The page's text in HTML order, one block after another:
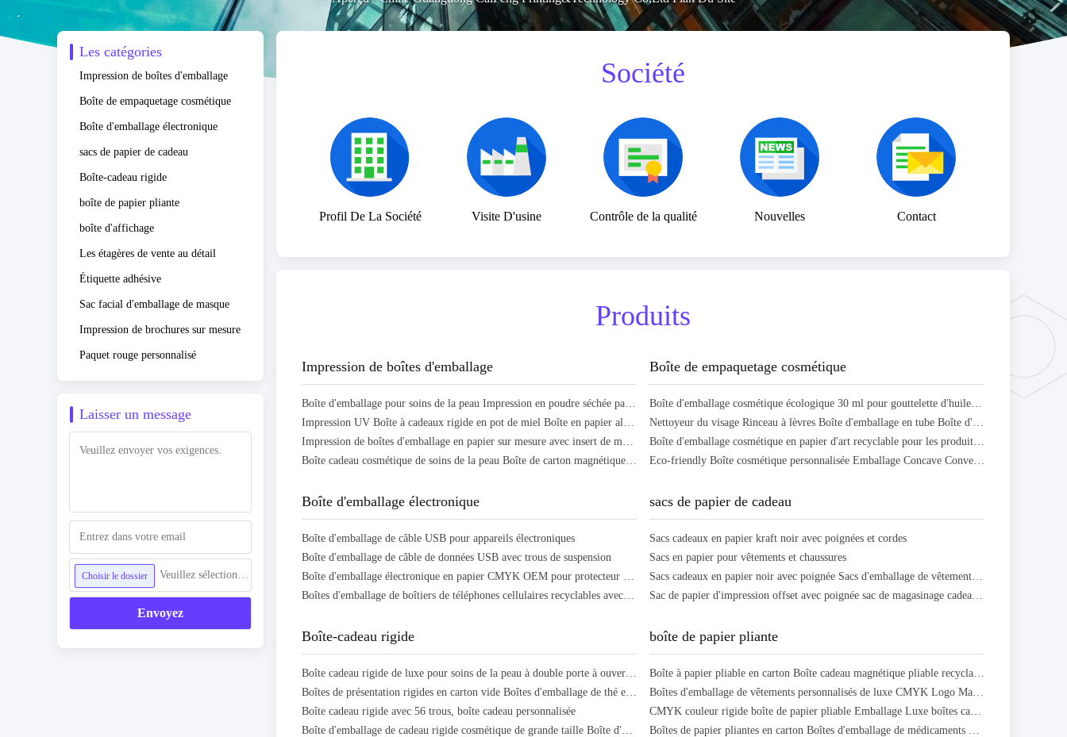
Les catégories
Impression de boîtes d'emballage
Boîte de empaquetage cosmétique
Boîte d'emballage électronique
sacs de papier de cadeau
Boîte-cadeau rigide
boîte de papier pliante
boîte d'affichage
Les étagères de vente au détail
Étiquette adhésive
Sac facial d'emballage de masque
Impression de brochures sur mesure
Paquet rouge personnalisé
Laisser un message
Choisir le dossier Veuillez sélectionner un fichier
Envoyez
Société
Profil De La Société Visite D'usine Contrôle de la qualité Nouvelles Contact
Produits
Impression de boîtes d'emballage
Boîte d'emballage pour soins de la peau Impression en poudre séchée par congélation Boîte de papier pliable rigide avec inserts
Impression UV Boîte à cadeaux rigide en pot de miel Boîte en papier alimentaire recyclable avec fermeture magnétique
Impression de boîtes d'emballage en papier sur mesure avec insert de mousse Certifié ISO9001/ QS
Boîte cadeau cosmétique de soins de la peau Boîte de carton magnétique à bascule avec fenêtre
Boîte de empaquetage cosmétique
Boîte d'emballage cosmétique écologique 30 ml pour gouttelette d'huile essentielle Boîte d'emballage
Nettoyeur du visage Rinceau à lèvres Boîte d'emballage en tube Boîte d'emballage en papier cosmétique
Boîte d'emballage cosmétique en papier d'art recyclable pour les produits de soins de la peau
Eco-friendly Boîte cosmétique personnalisée Emballage Concave Convex Impression pour la crème de soins de la peau
Boîte d'emballage électronique
Boîte d'emballage de câble USB pour appareils électroniques
Boîte d'emballage de câble de données USB avec trous de suspension
Boîte d'emballage électronique en papier CMYK OEM pour protecteur d'écran de téléphone personnalisé
Boîtes d'emballage de boîtiers de téléphones cellulaires recyclables avec boîte d'écran de téléphones cellulaires Windows
sacs de papier de cadeau
Sacs cadeaux en papier kraft noir avec poignées et cordes
Sacs en papier pour vêtements et chaussures
Sacs cadeaux en papier noir avec poignée Sacs d'emballage de vêtements personnalisés de luxe
Sac de papier d'impression offset avec poignée sac de magasinage cadeau recyclable personnalisé
Boîte-cadeau rigide
Boîte cadeau rigide de luxe pour soins de la peau à double porte à ouverture boîte d'emballage cosmétique
Boîtes de présentation rigides en carton vide Boîtes d'emballage de thé en papier de luxe
Boîte cadeau rigide avec 56 trous, boîte cadeau personnalisée
Boîte d'emballage de cadeau rigide cosmétique de grande taille Boîte d'emballage de bouteille de parfum d'huile essentielle
boîte de papier pliante
Boîte à papier pliable en carton Boîte cadeau magnétique pliable recyclable
Boîtes d'emballage de vêtements personnalisés de luxe CMYK Logo Matte Magnétique Boîte cadeau à fermeture
CMYK couleur rigide boîte de papier pliable Emballage Luxe boîtes cadeaux magnétiques sur mesure
Boîtes de papier pliantes en carton Boîtes d'emballage de médicaments pour les produits de santé